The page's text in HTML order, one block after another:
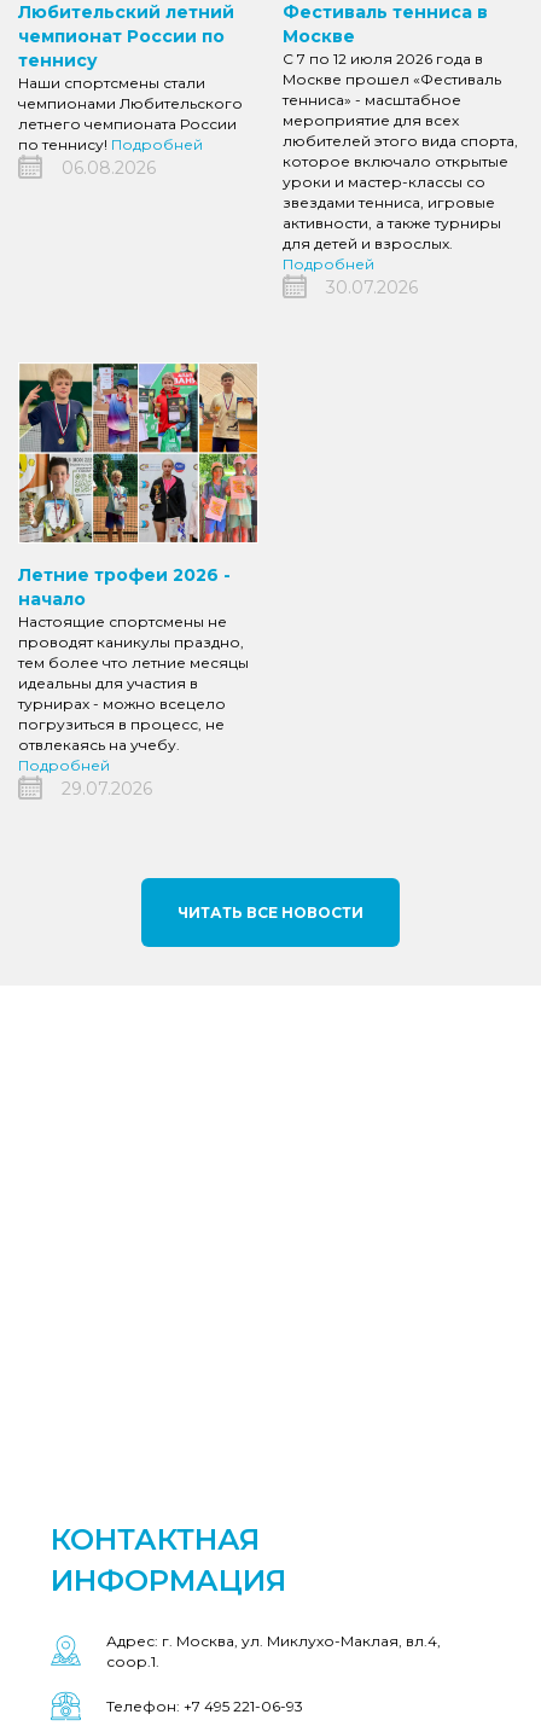
Любительский летний
чемпионат России по
теннису
Наши спортсмены стали
чемпионами Любительского
летнего чемпионата России
по теннису! Подробней
06.08.2026
Фестиваль тенниса в
Москве
С 7 по 12 июля 2026 года в
Москве прошел «Фестиваль
тенниса» - масштабное
мероприятие для всех
любителей этого вида спорта,
которое включало открытые
уроки и мастер-классы со
звездами тенниса, игровые
активности, а также турниры
для детей и взрослых.
Подробней
30.07.2026
Летние трофеи 2026 -
начало
Настоящие спортсмены не
проводят каникулы праздно,
тем более что летние месяцы
идеальны для участия в
турнирах - можно всецело
погрузиться в процесс, не
отвлекаясь на учебу.
Подробней
29.07.2026
ЧИТАТЬ ВСЕ НОВОСТИ
КОНТАКТНАЯ
ИНФОРМАЦИЯ
Адрес: г. Москва, ул. Миклухо-Маклая, вл.4,
соор.1.
Телефон: +7 495 221-06-93